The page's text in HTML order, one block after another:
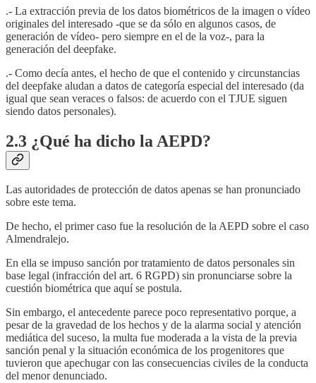
.- La extracción previa de los datos biométricos de la imagen o vídeo
originales del interesado -que se da sólo en algunos casos, de
generación de vídeo- pero siempre en el de la voz-, para la
generación del deepfake.
.- Como decía antes, el hecho de que el contenido y circunstancias
del deepfake aludan a datos de categoría especial del interesado (da
igual que sean veraces o falsos: de acuerdo con el TJUE siguen
siendo datos personales).
2.3 ¿Qué ha dicho la AEPD?
Las autoridades de protección de datos apenas se han pronunciado
sobre este tema.
De hecho, el primer caso fue la resolución de la AEPD sobre el caso
Almendralejo.
En ella se impuso sanción por tratamiento de datos personales sin
base legal (infracción del art. 6 RGPD) sin pronunciarse sobre la
cuestión biométrica que aquí se postula.
Sin embargo, el antecedente parece poco representativo porque, a
pesar de la gravedad de los hechos y de la alarma social y atención
mediática del suceso, la multa fue moderada a la vista de la previa
sanción penal y la situación económica de los progenitores que
tuvieron que apechugar con las consecuencias civiles de la conducta
del menor denunciado.